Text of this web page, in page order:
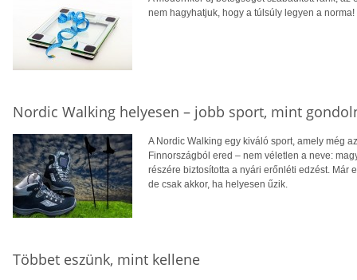
nem hagyhatjuk, hogy a túlsúly legyen a norma!
Nordic Walking helyesen – jobb sport, mint
A Nordic Walking egy kiváló sport, amely még
Finnországból ered – nem véletlen a neve:
részére biztosította a nyári erőnléti edzést. Már
de csak akkor, ha helyesen űzik.
Többet eszünk, mint kellene